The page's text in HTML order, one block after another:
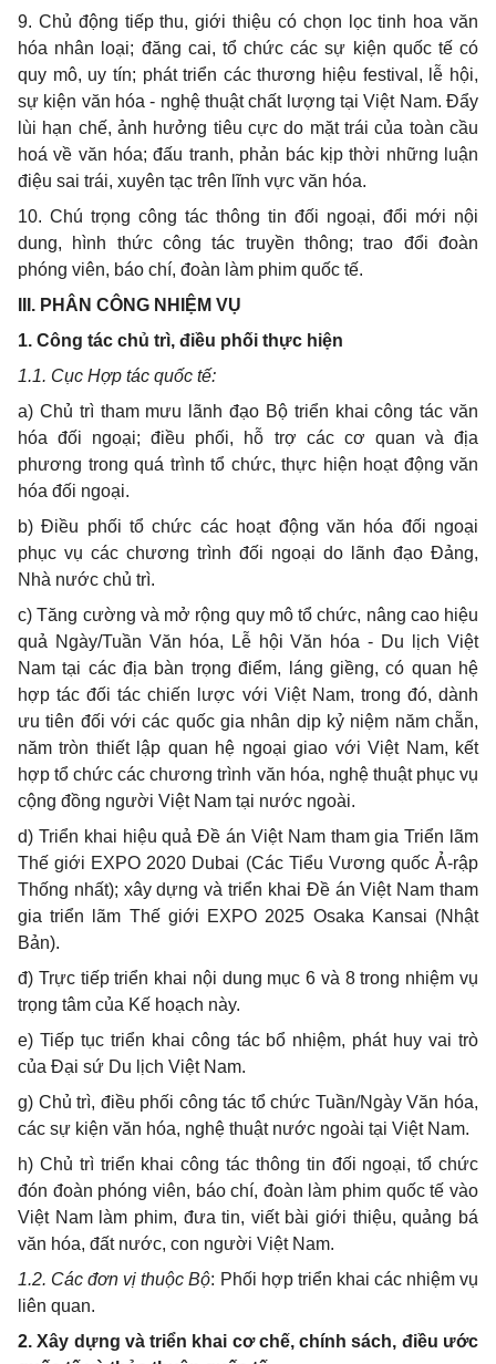
9. Chủ động tiếp thu, giới thiệu có chọn lọc tinh hoa văn
hóa nhân loại; đăng cai, tổ chức các sự kiện quốc tế có
quy mô, uy tín; phát triển các thương hiệu festival, lễ hội,
sự kiện văn hóa - nghệ thuật chất lượng tại Việt Nam. Đẩy
lùi hạn chế, ảnh hưởng tiêu cực do mặt trái của toàn cầu
hoá về văn hóa; đấu tranh, phản bác kịp thời những luận
điệu sai trái, xuyên tạc trên lĩnh vực văn hóa.
10. Chú trọng công tác thông tin đối ngoại, đổi mới nội
dung, hình thức công tác truyền thông; trao đổi đoàn
phóng viên, báo chí, đoàn làm phim quốc tế.
III. PHÂN CÔNG NHIỆM VỤ
1. Công tác chủ trì, điều phối thực hiện
1.1. Cục Hợp tác quốc tế:
a) Chủ trì tham mưu lãnh đạo Bộ triển khai công tác văn
hóa đối ngoại; điều phối, hỗ trợ các cơ quan và địa
phương trong quá trình tổ chức, thực hiện hoạt động văn
hóa đối ngoại.
b) Điều phối tổ chức các hoạt động văn hóa đối ngoại
phục vụ các chương trình đối ngoại do lãnh đạo Đảng,
Nhà nước chủ trì.
c) Tăng cường và mở rộng quy mô tổ chức, nâng cao hiệu
quả Ngày/Tuần Văn hóa, Lễ hội Văn hóa - Du lịch Việt
Nam tại các địa bàn trọng điểm, láng giềng, có quan hệ
hợp tác đối tác chiến lược với Việt Nam, trong đó, dành
ưu tiên đối với các quốc gia nhân dịp kỷ niệm năm chẵn,
năm tròn thiết lập quan hệ ngoại giao với Việt Nam, kết
hợp tổ chức các chương trình văn hóa, nghệ thuật phục vụ
cộng đồng người Việt Nam tại nước ngoài.
d) Triển khai hiệu quả Đề án Việt Nam tham gia Triển lãm
Thế giới EXPO 2020 Dubai (Các Tiểu Vương quốc Ả-rập
Thống nhất); xây dựng và triển khai Đề án Việt Nam tham
gia triển lãm Thế giới EXPO 2025 Osaka Kansai (Nhật
Bản).
đ) Trực tiếp triển khai nội dung mục 6 và 8 trong nhiệm vụ
trọng tâm của Kế hoạch này.
e) Tiếp tục triển khai công tác bổ nhiệm, phát huy vai trò
của Đại sứ Du lịch Việt Nam.
g) Chủ trì, điều phối công tác tổ chức Tuần/Ngày Văn hóa,
các sự kiện văn hóa, nghệ thuật nước ngoài tại Việt Nam.
h) Chủ trì triển khai công tác thông tin đối ngoại, tổ chức
đón đoàn phóng viên, báo chí, đoàn làm phim quốc tế vào
Việt Nam làm phim, đưa tin, viết bài giới thiệu, quảng bá
văn hóa, đất nước, con người Việt Nam.
1.2. Các đơn vị thuộc Bộ: Phối hợp triển khai các nhiệm vụ
liên quan.
2. Xây dựng và triển khai cơ chế, chính sách, điều ước